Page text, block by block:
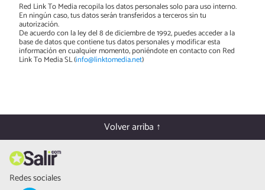
Red Link To Media recopila los datos personales solo para uso interno.
En ningún caso, tus datos serán transferidos a terceros sin tu
autorización.
De acuerdo con la ley del 8 de diciembre de 1992, puedes acceder a la
base de datos que contiene tus datos personales y modificar esta
información en cualquier momento, poniéndote en contacto con Red
Link To Media SL (info@linktomedia.net)
Volver arriba ↑
Redes sociales